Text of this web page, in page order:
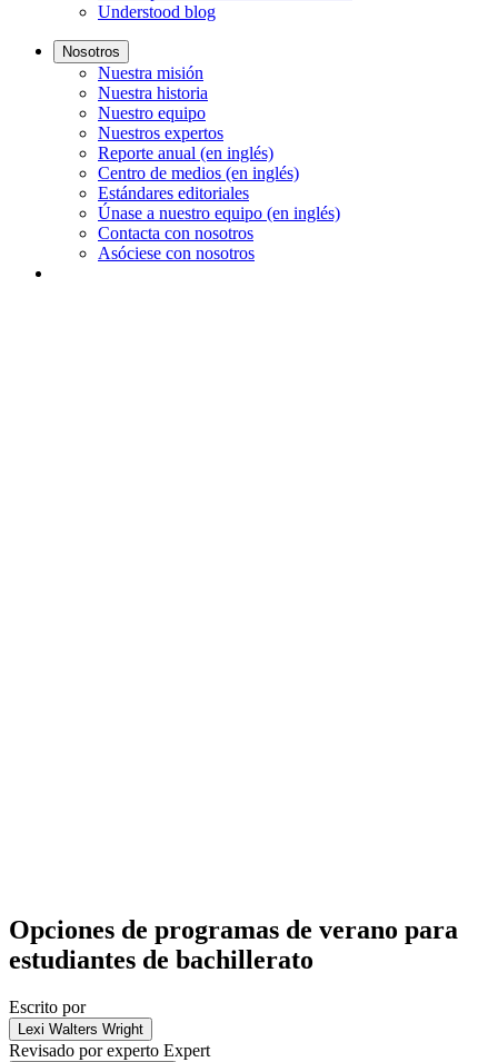
Understood blog
Nosotros
Nuestra misión
Nuestra historia
Nuestro equipo
Nuestros expertos
Reporte anual (en inglés)
Centro de medios (en inglés)
Estándares editoriales
Únase a nuestro equipo (en inglés)
Contacta con nosotros
Asóciese con nosotros
Opciones de programas de verano para
estudiantes de bachillerato
Escrito por
Lexi Walters Wright
Revisado por experto Expert